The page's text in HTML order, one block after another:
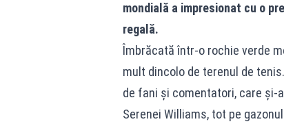
mondială a impresionat cu o
regală.
Îmbrăcată într-o rochie verde
mult dincolo de terenul de
de fani și comentatori, care și-
Serenei Williams, tot pe